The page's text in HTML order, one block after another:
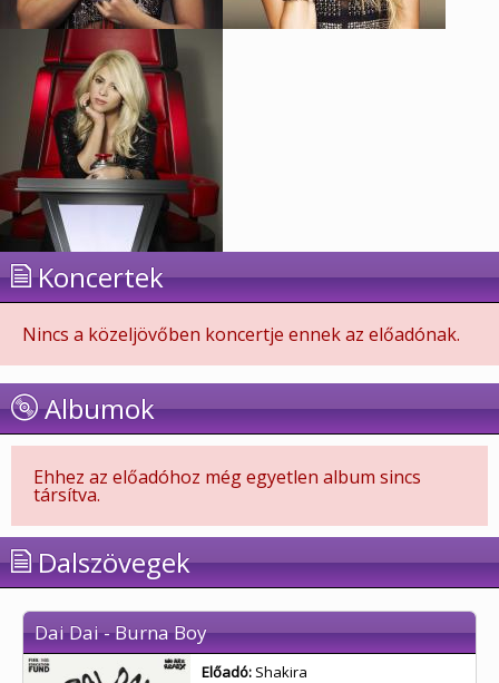
Koncertek
Nincs a közeljövőben koncertje ennek az előadónak.
Albumok
Ehhez az előadóhoz még egyetlen album sincs
társítva.
Dalszövegek
Dai Dai - Burna Boy
Előadó: Shakira